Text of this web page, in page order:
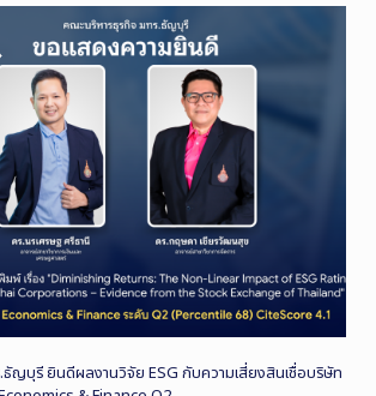
ญบุรี ยินดีผลงานวิจัย ESG กับความเสี่ยงสินเชื่อบริษัท